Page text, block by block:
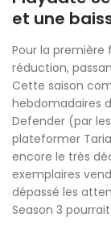
et une
Pour la première
réduction,
Cette saison
hebdomadaires
Defender (par
plateformer
encore le très
exemplaires
dépassé les
Season 3